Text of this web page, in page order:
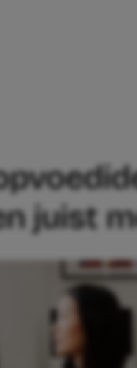
juist